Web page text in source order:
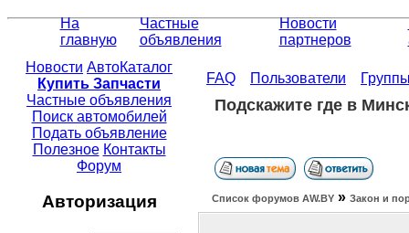
На
главную
Частные
объявления
Новости
партнеров
Новости АвтоКаталог
Купить Запчасти
Частные объявления
Поиск автомобилей
Подать объявление
Полезное Контакты
Форум
Авторизация
FAQ Пользователи
Подскажите где в
Список форумов АW.BY » Закон и